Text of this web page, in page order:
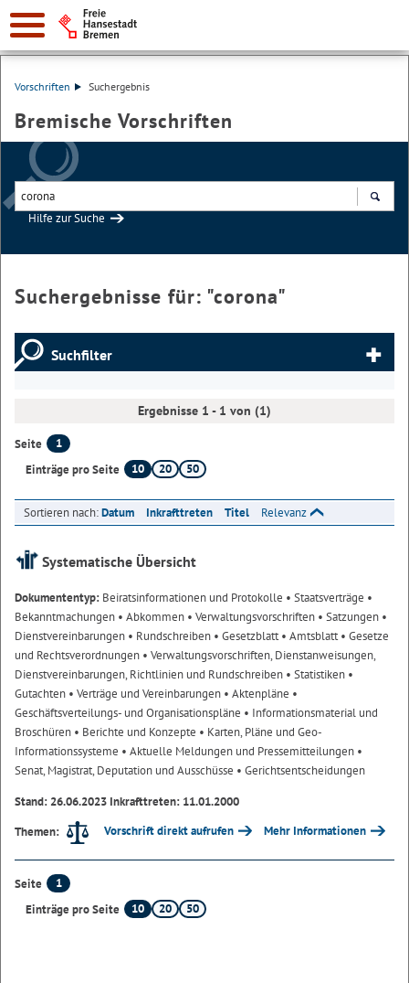
Vorschriften Suchergebnis
Bremische Vorschriften
Hilfe zur Suche
Suchergebnisse für: "corona"
Suchfilter
Ergebnisse 1 - 1 von (1)
Seite
1
Einträge pro Seite
10 20 50
Sortieren nach:Datum Inkrafttreten Titel Relevanz
Systematische Übersicht
Dokumententyp: Beiratsinformationen und Protokolle • Staatsverträge •
Bekanntmachungen • Abkommen • Verwaltungsvorschriften • Satzungen •
Dienstvereinbarungen • Rundschreiben • Gesetzblatt• Amtsblatt• Gesetze
und Rechtsverordnungen • Verwaltungsvorschriften, Dienstanweisungen,
Dienstvereinbarungen, Richtlinien und Rundschreiben • Statistiken •
Gutachten • Verträge und Vereinbarungen • Aktenpläne •
Geschäftsverteilungs- und Organisationspläne • Informationsmaterial und
Broschüren • Berichte und Konzepte • Karten, Pläne und Geo-
Informationssysteme • Aktuelle Meldungen und Pressemitteilungen •
Senat, Magistrat, Deputation und Ausschüsse • Gerichtsentscheidungen
Stand: 26.06.2023 Inkrafttreten: 11.01.2000
Themen:
Vorschrift direkt aufrufen Mehr Informationen
Seite
1
Einträge pro Seite
10 20 50